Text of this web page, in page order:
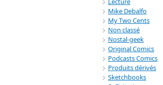
Mike Debalfo
My Two Cents
Non classé
Nostal-geek
Original Comics
Podcasts Comics
Produits dérivés
Sketchbooks